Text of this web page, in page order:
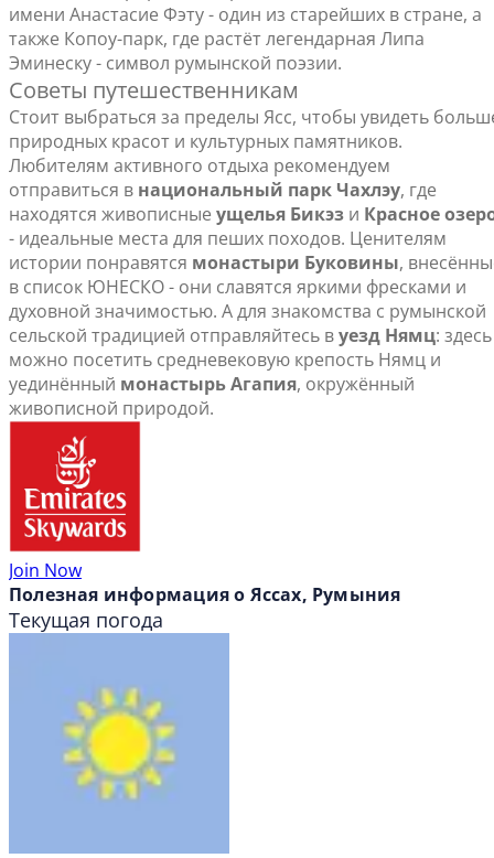
имени Анастасие Фэту - один из старейших в стране, а
также Копоу-парк, где растёт легендарная Липа
Эминеску - символ румынской поэзии.
Советы путешественникам
Стоит выбраться за пределы Ясс, чтобы увидеть
природных красот и культурных памятников.
Любителям активного отдыха рекомендуем
отправиться в национальный парк Чахлэу, где
находятся живописные ущелья Бикэз и Красное
- идеальные места для пеших походов. Ценителям
истории понравятся монастыри Буковины,
в список ЮНЕСКО - они славятся яркими фресками и
духовной значимостью. А для знакомства с румынской
сельской традицией отправляйтесь вуезд Нямц: здесь
можно посетить средневековую крепость Нямц и
уединённый монастырь Агапия, окружённый
живописной природой.
Join Now
Полезная информация о Яссах, Румыния
Текущая погода